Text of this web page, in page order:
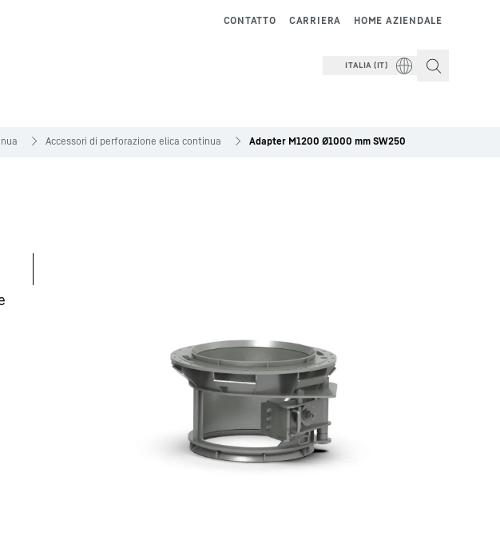
HOME AZIENDALE
CARRIERA
CONTATTO
ITALIA (IT)
Accessori di perforazione elica continua Adapter M1200 Ø1000 mm SW250